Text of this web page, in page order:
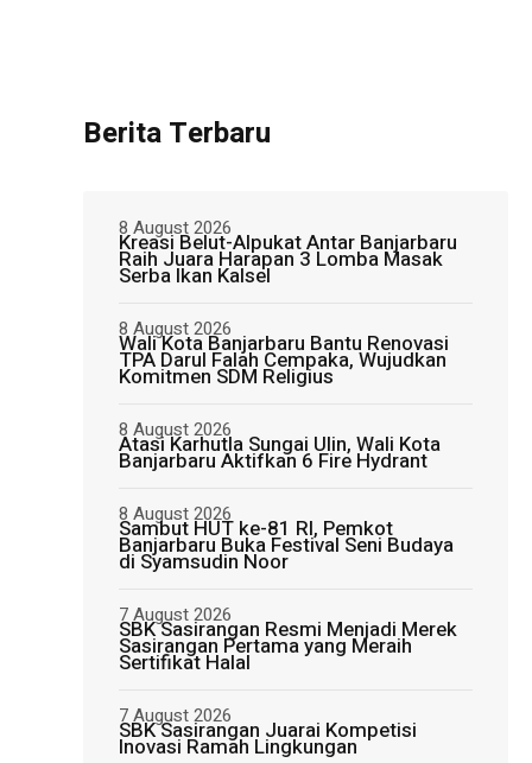
Berita Terbaru
Kreasi Belut-Alpukat Antar Banjarbaru
Raih Juara Harapan 3 Lomba Masak
Serba Ikan Kalsel
8 August 2026
Wali Kota Banjarbaru Bantu Renovasi
TPA Darul Falah Cempaka, Wujudkan
Komitmen SDM Religius
8 August 2026
Atasi Karhutla Sungai Ulin, Wali Kota
Banjarbaru Aktifkan 6 Fire Hydrant
8 August 2026
Sambut HUT ke-81 RI, Pemkot
Banjarbaru Buka Festival Seni Budaya
di Syamsudin Noor
8 August 2026
SBK Sasirangan Resmi Menjadi Merek
Sasirangan Pertama yang Meraih
Sertifikat Halal
7 August 2026
SBK Sasirangan Juarai Kompetisi
Inovasi Ramah Lingkungan
7 August 2026